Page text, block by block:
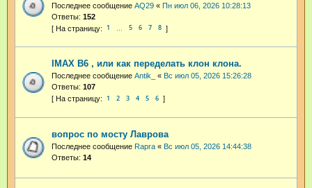
Последнее сообщение AQ29 « Пн июл 06, 2026 10:28:13
Ответы: 152
1 5 6 7 8
IMAX B6 , или как переделать клон клона.
Последнее сообщение Antik_ « Вс июл 05, 2026 15:26:28
Ответы: 107
1 2 3 4 5 6
вопрос по мосту Лаврова
Последнее сообщение Rapra « Вс июл 05, 2026 14:44:38
Ответы: 14